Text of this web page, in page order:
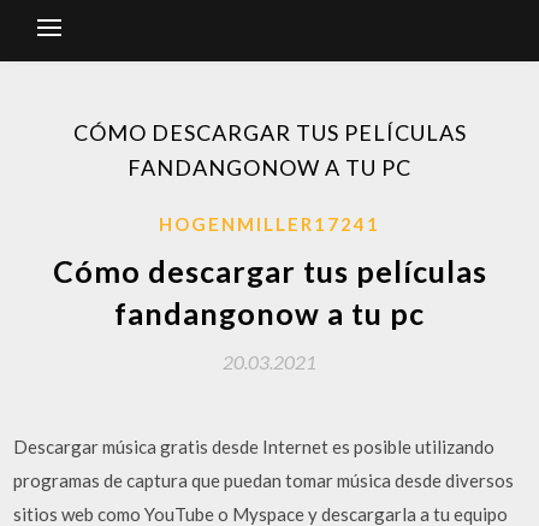
CÓMO DESCARGAR TUS PELÍCULAS
FANDANGONOW A TU PC
HOGENMILLER17241
Cómo descargar tus películas
fandangonow a tu pc
20.03.2021
Descargar música gratis desde Internet es posible utilizando
programas de captura que puedan tomar música desde diversos
sitios web como YouTube o Myspace y descargarla a tu equipo